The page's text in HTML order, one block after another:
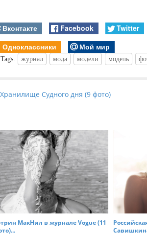
Вконтакте Facebook
Twitter
Одноклассники
Мой мир
Tags: журнал мода модели модель
Судного дня (9 фото)
МакНил в журнале Vogue (11